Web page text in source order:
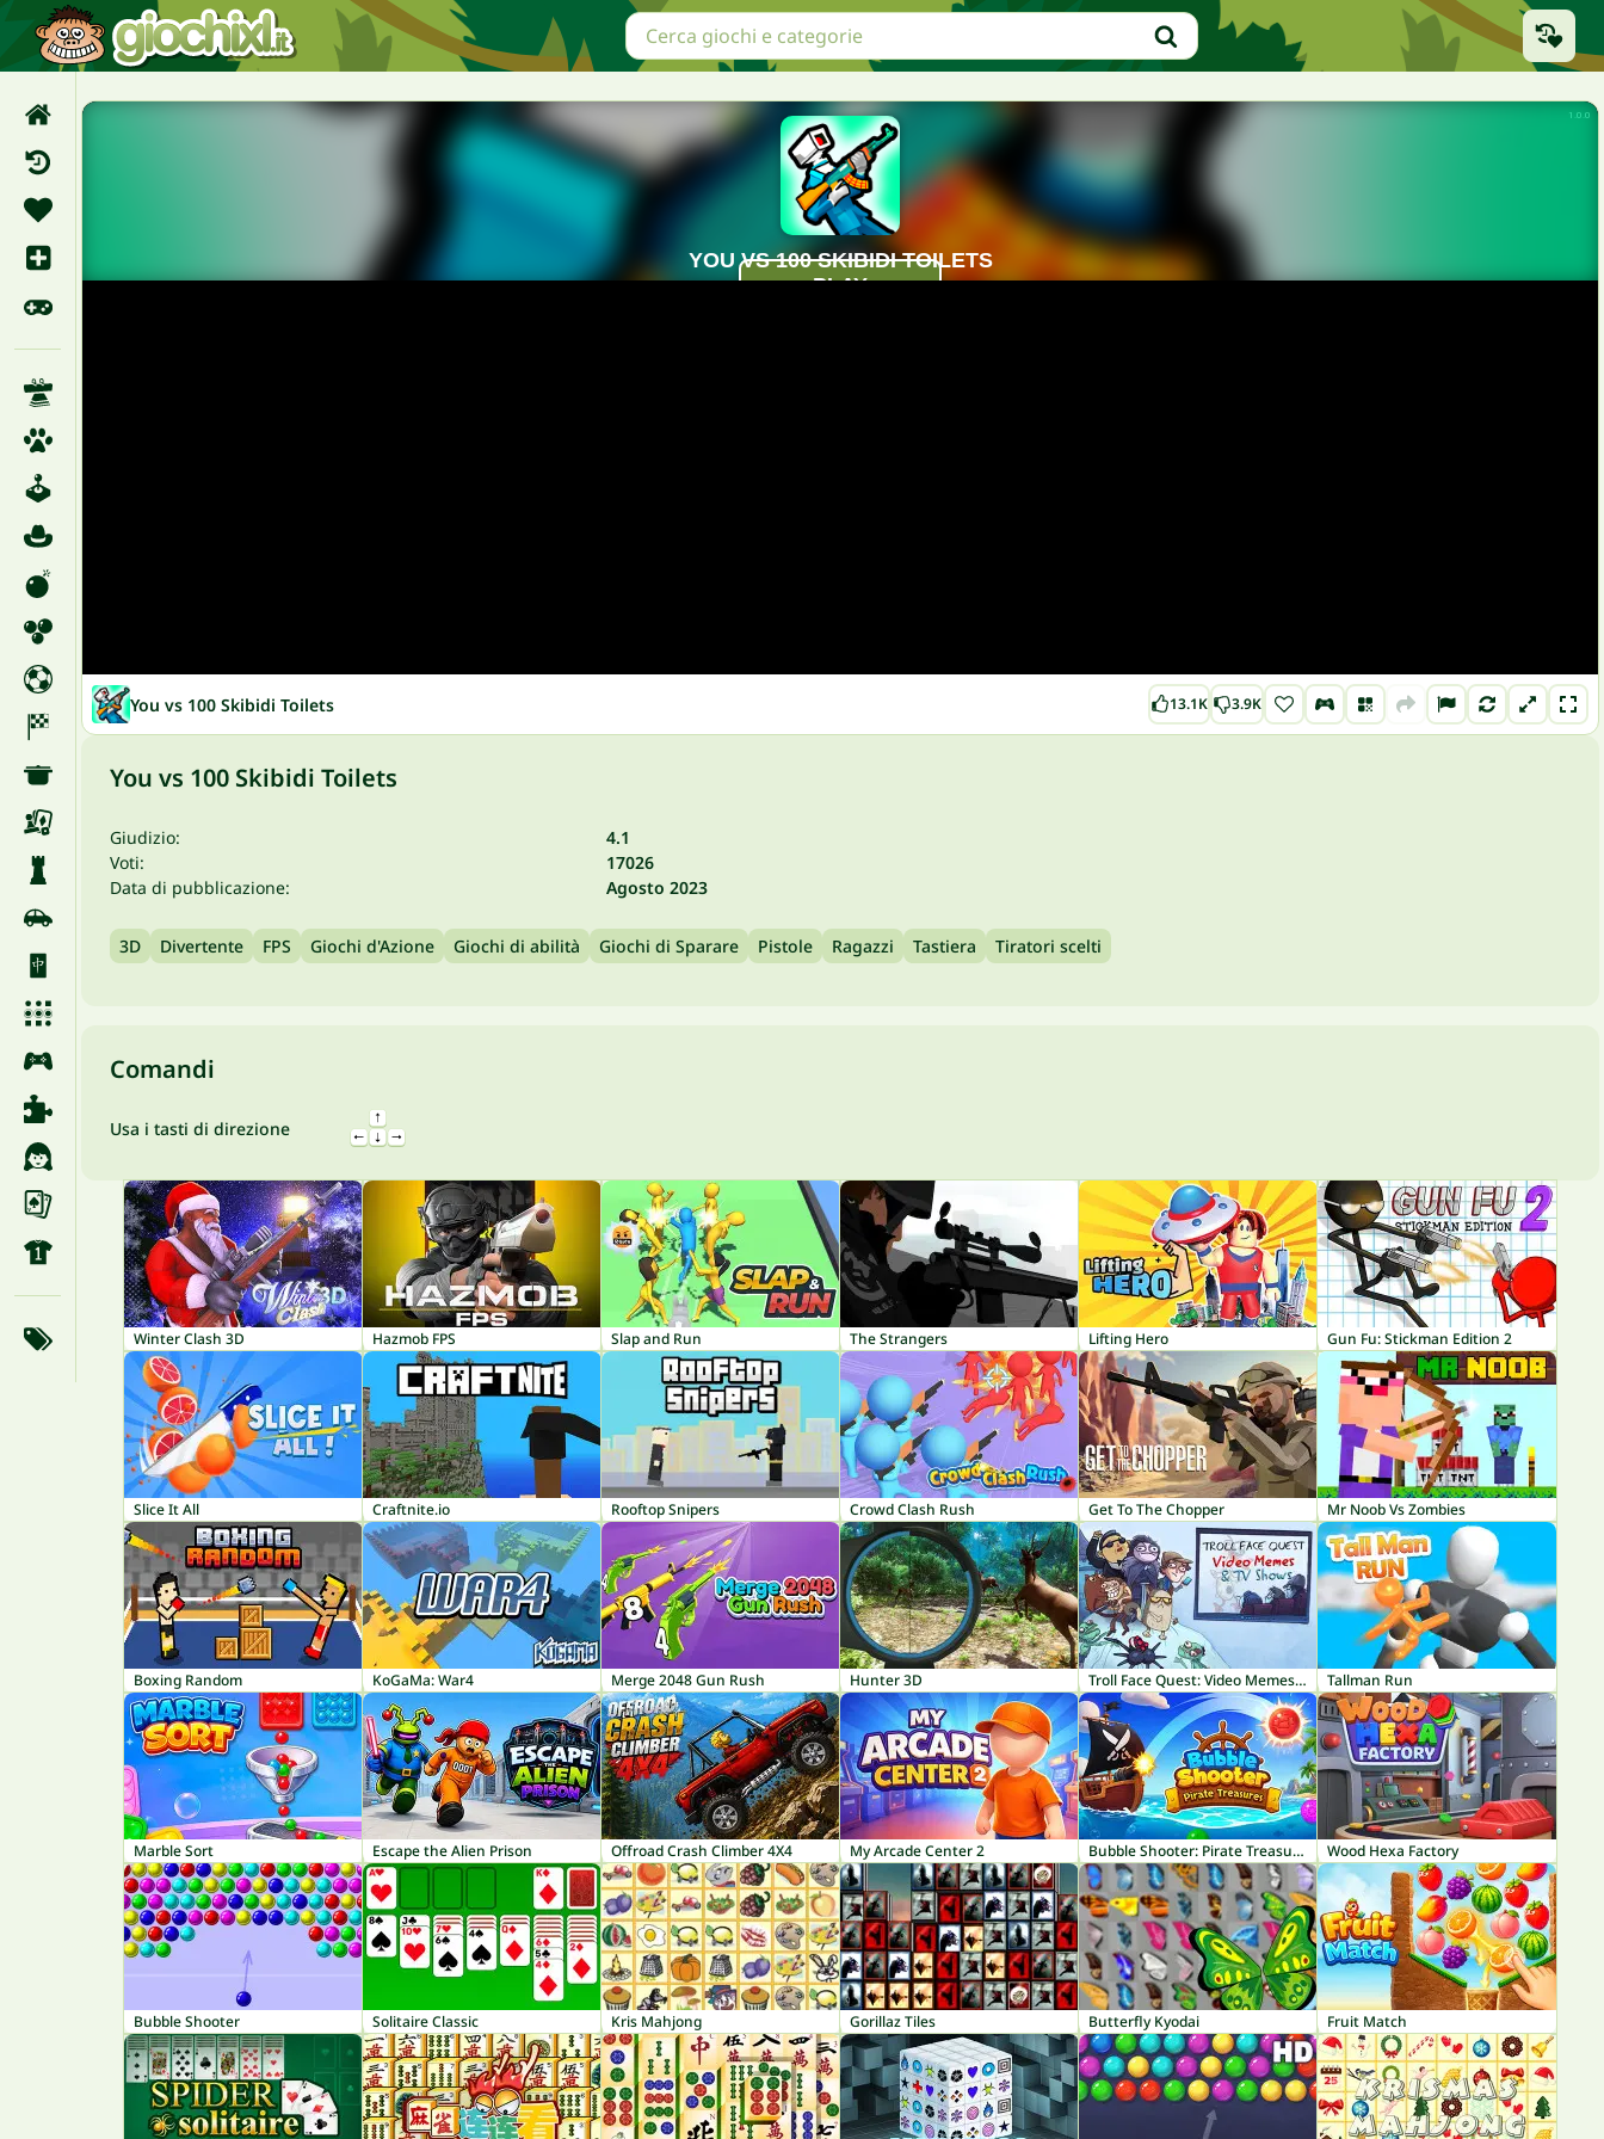
You vs 100 Skibidi Toilets 13.1K 3.9K
You vs 100 Skibidi Toilets
Giudizio:
4.1
Voti:
17026
Data di pubblicazione:
Agosto 2023
3D Divertente FPS Giochi d'Azione Giochi di abilità Giochi di Sparare Pistole Ragazzi Tastiera Tiratori scelti
Comandi
Usa i tasti di direzione
Winter Clash 3D Hazmob FPS Slap and Run The Strangers Lifting Hero Gun Fu: Stickman Edition 2
Slice It All Craftnite.io Rooftop Snipers Crowd Clash Rush Get To The Chopper Mr Noob Vs Zombies
Boxing Random KoGaMa: War4 Merge 2048 Gun Rush Hunter 3D Troll Face Quest: Video Memes & TV Shows Tallman Run
Marble Sort Escape the Alien Prison Offroad Crash Climber 4X4 My Arcade Center 2 Bubble Shooter: Pirate Treasures Wood Hexa Factory
Bubble Shooter Solitaire Classic Kris Mahjong Gorillaz Tiles Butterfly Kyodai Fruit Match